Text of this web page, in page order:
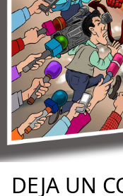
DEJA UN